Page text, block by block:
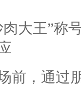
大王”称
前，通过